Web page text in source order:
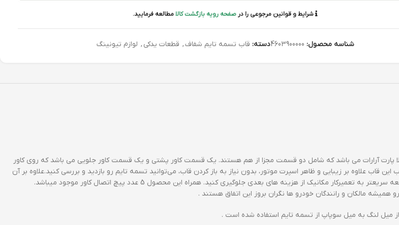
شرایط و قوانین مرجوعی را در صفحه رویه بازگشت کالامطالعه فرمایید.
شناسه محصول: 4603900000دسته: قاب تسمه تایم شفاف, قطعات یدکی , لوازم تیونینگ
پارت آرارات می باشد که شامل دو قسمت مجزا از هم هستند. یک قسمت کاور پشتی و یک قسمت کاور جلویی می باشد که روی کاور
این قاب علاوه بر زیبایی و ظاهر اسپرت موتور، بدون نیاز به باز کردن قاب، می‌توانید تسمه تایم رو بازدید و بررسی کنید.علاوه بر آن
از هزینه های بعدی جلوگیری کنید. همراه این محصول 5 عدد پیچ اتصال کاور موجود میباشد.
مالکان و رانندگان خودرو ها نگران بروز این اتفاق هستند .